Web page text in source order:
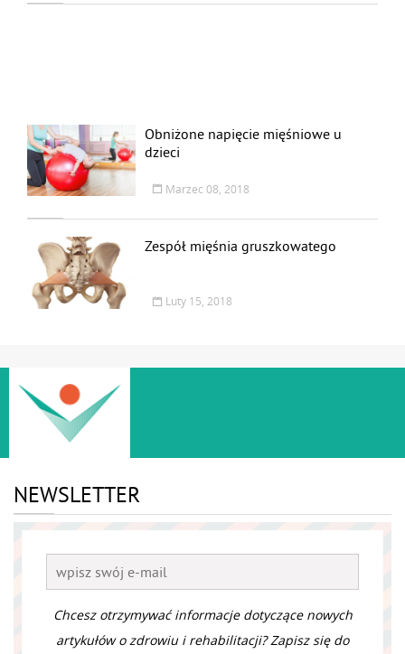
Obniżone napięcie mięśniowe u
dzieci
Marzec 08, 2018
Zespół mięśnia gruszkowatego
Luty 15, 2018
NEWSLETTER
Chcesz otrzymywać informacje dotyczące nowych
artykułów o zdrowiu i rehabilitacji? Zapisz się do